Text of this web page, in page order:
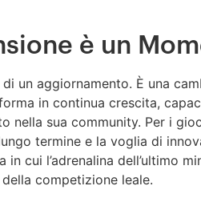
è un
un aggiornamento. È una
in continua crescita,
nella sua community. Per i
termine e la voglia di
in cui l’adrenalina
competizione leale.